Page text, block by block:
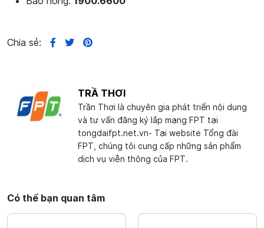
Chia sẻ:
TRẦ THƠI
Trần Thơi là chuyên gia phát triển nội dung
và tư vấn đăng ký lắp mạng FPT tại
tongdaifpt.net.vn- Tại website Tổng đài
FPT, chúng tôi cung cấp những sản phẩm
dịch vụ viễn thông của FPT.
Có thể bạn quan tâm